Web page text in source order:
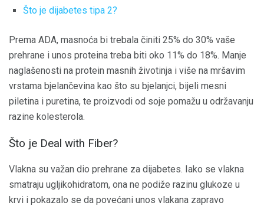
Što je dijabetes tipa 2?
Prema ADA, masnoća bi trebala činiti 25% do 30% vaše
prehrane i unos proteina treba biti oko 11% do 18%. Manje
naglašenosti na protein masnih životinja i više na mršavim
vrstama bjelančevina kao što su bjelanjci, bijeli mesni
piletina i puretina, te proizvodi od soje pomažu u održavanju
razine kolesterola.
Što je Deal with Fiber?
Vlakna su važan dio prehrane za dijabetes. Iako se vlakna
smatraju ugljikohidratom, ona ne podiže razinu glukoze u
krvi i pokazalo se da povećani unos vlakana zapravo